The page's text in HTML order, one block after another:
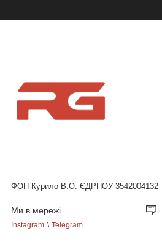
ФОП Курило В.О. ЄДРПОУ 3542004132
Ми в мережі
Instagram \ Telegram